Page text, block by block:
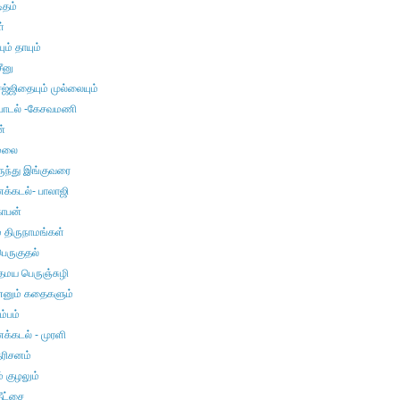
தாயும்
முல்லையும்
-கேசவமணி
இங்குவரை
பாலாஜி
திருநாமங்கள்
பெருஞ்சுழி
கதைகளும்
- முரளி
குழலும்